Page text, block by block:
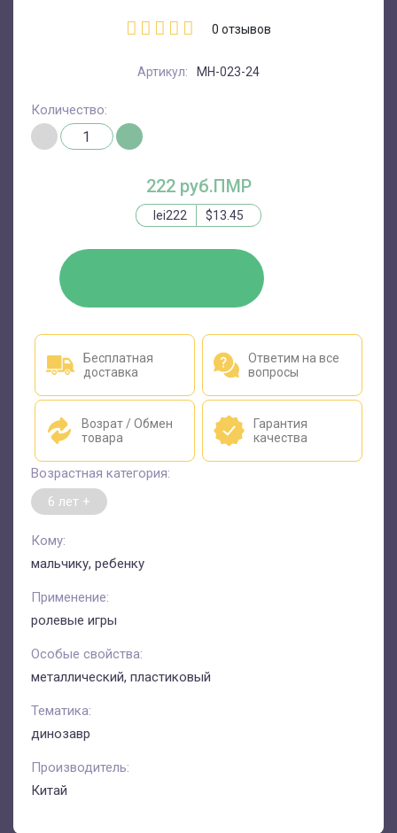
0 отзывов
Артикул: MH-023-24
222 руб.ПМР
lei222 $13.45
Количество:
Бесплатная
доставка
Ответим на все
вопросы
Возрат / Обмен
товара
Гарантия
качества
Возрастная категория:
6 лет +
Кому:
мальчику, ребенку
Применение:
ролевые игры
Особые свойства:
металлический, пластиковый
Тематика:
динозавр
Производитель:
Китай